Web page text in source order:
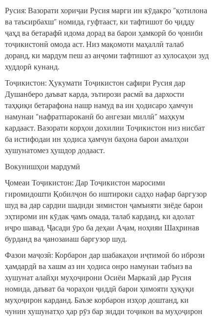
Русия: Вазорати хориҷаи Русия марги ин кӯдакро “қотилона
ва таъсирбахш” номида, гуфтааст, ки тафтишот бо ҷидду
ҷаҳд ва бетарафӣ идома дорад ва барои ҳамкорӣ бо ҷониби
тоҷикистонӣ омода аст. Низ мақомоти маҳаллӣ талаб
доранд, ки мардум пеш аз анҷоми тафтишот аз хулосаҳои зуд
худдорӣ кунанд.
Тоҷикистон: Ҳукумати Тоҷикистон сафири Русия дар
Душанберо даъват карда, эътирози расмӣ ва дархости
таҳқиқи бетарафона нашр намуд ва ин ҳодисаро ҳамчун
намунаи “нафратпароканӣ бо ангезаи миллӣ” маҳкум
кардааст. Вазорати корҳои дохилии Тоҷикистон низ нисбат
ба истифодаи ин ҳодиса ҳамчун баҳона барои амалҳои
хушунатомез ҳушдор додааст.
Вокунишҳои мардумӣ
Ҷомеаи Тоҷикистон: Дар Тоҷикистон маросими
гиромидошти Қобилҷон бо иштироки садҳо нафар баргузор
шуд ва дар сардии шадиди зимистон ҷамъияти зиёде барои
эҳтироми ин кӯдак ҷамъ омада, талаб карданд, ки адолат
иҷро шавад. Ҷасади ӯро ба деҳаи Аҷам, ноҳияи Шаҳринав
бурданд ва ҷанозаиаш баргузор шуд.
Фазои маҷозӣ: Корбарон дар шабакаҳои иҷтимоӣ бо ибрози
ҳамдардӣ ва хашм аз ин ҳодиса онро намунаи табъиз ва
хушунат алайҳи муҳоҷирони Осиёи Марказӣ дар Русия
номида, даъват ба чораҳои ҷиддӣ барои ҳимояти ҳуқуқи
муҳоҷирон карданд. Баъзе корбарон изҳор доштанд, ки
чунин хушунатҳо ҳар рӯз бар зидди тоҷикон ва муҳоҷирон